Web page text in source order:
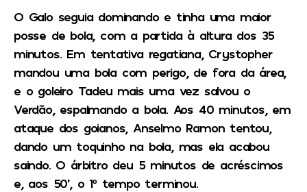
O Galo seguia dominando e tinha uma maior
posse de bola, com a partida à altura dos 35
minutos. Em tentativa regatiana, Crystopher
mandou uma bola com perigo, de fora da área,
e o goleiro Tadeu mais uma vez salvou o
Verdão, espalmando a bola. Aos 40 minutos, em
ataque dos goianos, Anselmo Ramon tentou,
dando um toquinho na bola, mas ela acabou
saindo. O árbitro deu 5 minutos de acréscimos
e, aos 50′, o 1º tempo terminou.